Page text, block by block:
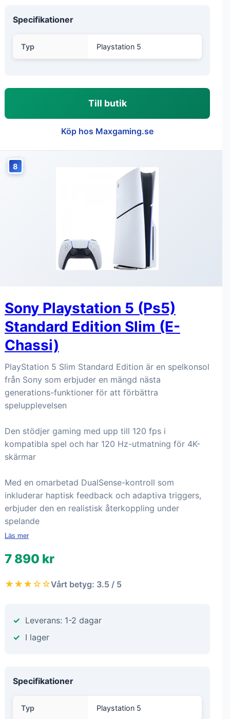
Specifikationer
Typ Playstation 5
Till butik
Köp hos Maxgaming.se
8
Sony Playstation 5 (Ps5)
Standard Edition Slim (E-
Chassi)
PlayStation 5 Slim Standard Edition är en spelkonsol
från Sony som erbjuder en mängd nästa
generations-funktioner för att förbättra
spelupplevelsen
Den stödjer gaming med upp till 120 fps i
kompatibla spel och har 120 Hz-utmatning för 4K-
skärmar
Med en omarbetad DualSense-kontroll som
inkluderar haptisk feedback och adaptiva triggers,
erbjuder den en realistisk återkoppling under
spelande
Läs mer
7 890 kr
★★★☆☆Vårt betyg: 3.5 / 5
Leverans: 1-2 dagar
I lager
Specifikationer
Typ Playstation 5